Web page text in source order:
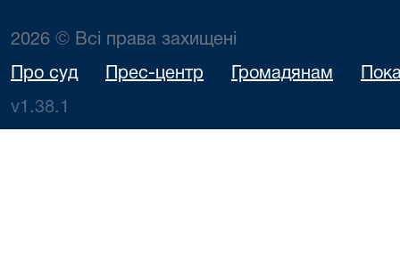
2026 © Всі права захищені
Про суд Прес-центр Громадянам
v1.38.1